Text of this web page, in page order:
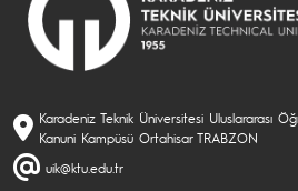
Karadeniz Teknik Üniversitesi Uluslararası
Kanuni Kampüsü Ortahisar TRABZON
uik@ktu.edu.tr